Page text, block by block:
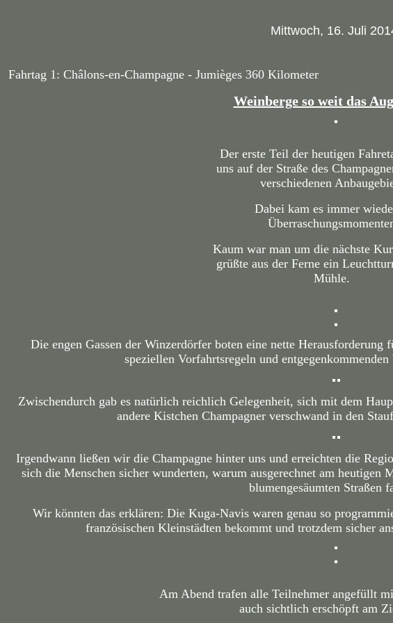
Mittwoch, 16. Juli
Fahrtag 1: Châlons-en-Champagne - Jumièges 360 Kilometer
Weinberge so weit das
Der erste Teil der heutigen
uns auf der Straße des
verschiedenen
Dabei kam es immer
Kaum war man um die nächste
grüßte aus der Ferne ein
Mühle.
Die engen Gassen der Winzerdörfer boten eine nette
speziellen Vorfahrtsregeln und
Zwischendurch gab es natürlich reichlich Gelegenheit, sich mit dem
andere Kistchen Champagner verschwand in den
Irgendwann ließen wir die Champagne hinter uns und erreichten die
sich die Menschen sicher wunderten, warum ausgerechnet am
blumengesäumten Straßen
Wir könnten das erklären: Die Kuga-Navis waren genau so
französischen Kleinstädten bekommt und trotzdem sicher
Am Abend trafen alle Teilnehmer angefüllt
auch sichtlich erschöpft am